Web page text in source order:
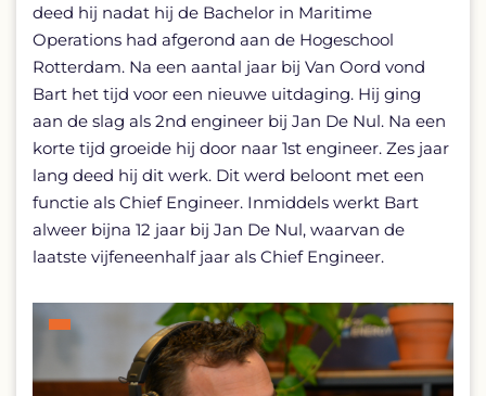
deed hij nadat hij de Bachelor in Maritime
Operations had afgerond aan de Hogeschool
Rotterdam. Na een aantal jaar bij Van Oord vond
Bart het tijd voor een nieuwe uitdaging. Hij ging
aan de slag als 2nd engineer bij Jan De Nul. Na een
korte tijd groeide hij door naar 1st engineer. Zes jaar
lang deed hij dit werk. Dit werd beloont met een
functie als Chief Engineer. Inmiddels werkt Bart
alweer bijna 12 jaar bij Jan De Nul, waarvan de
laatste vijfeneenhalf jaar als Chief Engineer.